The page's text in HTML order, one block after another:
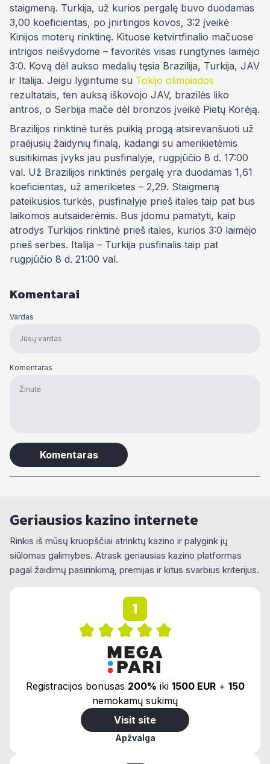
staigmeną. Turkija, už kurios pergalę buvo duodamas
3,00 koeficientas, po įnirtingos kovos, 3:2 įveikė
Kinijos moterų rinktinę. Kituose ketvirtfinalio mačuose
intrigos neišvydome – favoritės visas rungtynes laimėjo
3:0. Kovą dėl aukso medalių tęsia Brazilija, Turkija, JAV
ir Italija. Jeigu lygintume su Tokijo olimpiados
rezultatais, ten auksą iškovojo JAV, brazilės liko
antros, o Serbija mače dėl bronzos įveikė Pietų Korėją.
Brazilijos rinktinė turės puikią progą atsirevanšuoti už
praėjusių žaidynių finalą, kadangi su amerikietėmis
susitikimas įvyks jau pusfinalyje, rugpjūčio 8 d. 17:00
val. Už Brazilijos rinktinės pergalę yra duodamas 1,61
koeficientas, už amerikietes – 2,29. Staigmeną
pateikusios turkės, pusfinalyje prieš itales taip pat bus
laikomos autsaiderėmis. Bus įdomu pamatyti, kaip
atrodys Turkijos rinktinė prieš itales, kurios 3:0 laimėjo
prieš serbes. Italija – Turkija pusfinalis taip pat
rugpjūčio 8 d. 21:00 val.
Komentarai
Vardas
Komentaras
Geriausios kazino internete
Rinkis iš mūsų kruopščiai atrinktų kazino ir palygink jų
siūlomas galimybes. Atrask geriausias kazino platformas
pagal žaidimų pasirinkimą, premijas ir kitus svarbius kriterijus.
1
Registracijos bonusas 200% iki 1500 EUR+ 150
nemokamų sukimų
Visit site
Apžvalga